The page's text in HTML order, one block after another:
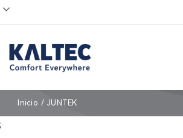
Inicio JUNTEK